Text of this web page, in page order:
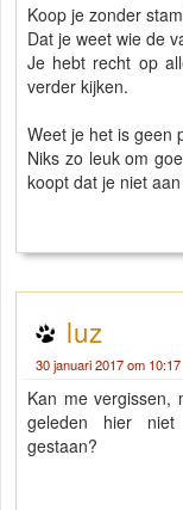
Koop je zonder
Dat je weet wie de
Je hebt recht op
verder kijken.
Weet je het is geen
Niks zo leuk om
koopt dat je niet
luz
30 januari 2017 om 10:17
Kan me vergissen,
geleden hier niet
gestaan?